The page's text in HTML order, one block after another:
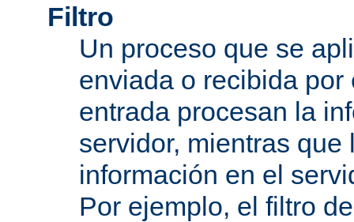
Filtro
Un proceso que se
enviada o recibida
entrada procesan la
servidor, mientras
información en el
Por ejemplo, el filtro